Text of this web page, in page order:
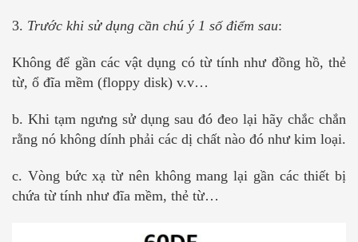
3. Trước khi sử dụng cần chú ý 1 số điểm sau:
Không để gần các vật dụng có từ tính như đồng hồ, thẻ
từ, ổ đĩa mềm (floppy disk) v.v…
b. Khi tạm ngưng sử dụng sau đó đeo lại hãy chắc chắn
rằng nó không dính phải các dị chất nào đó như kim loại.
c. Vòng bức xạ từ nên không mang lại gần các thiết bị
chứa từ tính như đĩa mềm, thẻ từ…